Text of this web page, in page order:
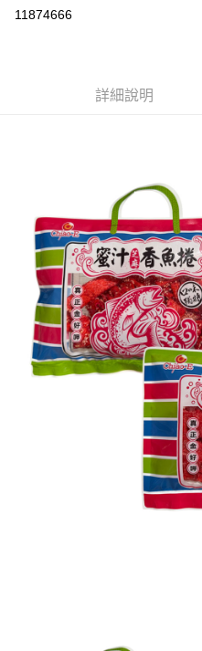
付款後全家取貨
每筆NT$60，滿NT$599(含以上)
每筆NT$120，滿NT$1,999(含
11874666
詳細說明